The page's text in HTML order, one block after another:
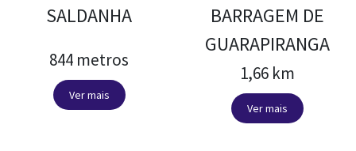
SALDANHA
844 metros
Ver mais
BARRAGEM DE
GUARAPIRANGA
1,66 km
Ver mais